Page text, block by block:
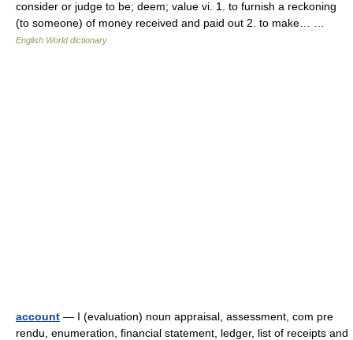
consider or judge to be; deem; value vi. 1. to furnish a reckoning
(to someone) of money received and paid out 2. to make… …
English World dictionary
account — I (evaluation) noun appraisal, assessment, com pre
rendu, enumeration, financial statement, ledger, list of receipts and